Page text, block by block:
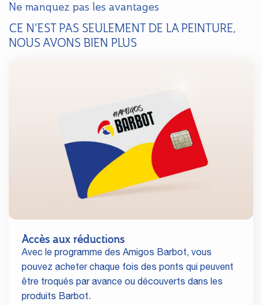
Ne manquez pas les avantages
CE N'EST PAS SEULEMENT DE LA PEINTURE,
NOUS AVONS BIEN PLUS
Accès aux réductions
Avec le programme des Amigos Barbot, vous
pouvez acheter chaque fois des ponts qui peuvent
être troqués par avance ou découverts dans les
produits Barbot.